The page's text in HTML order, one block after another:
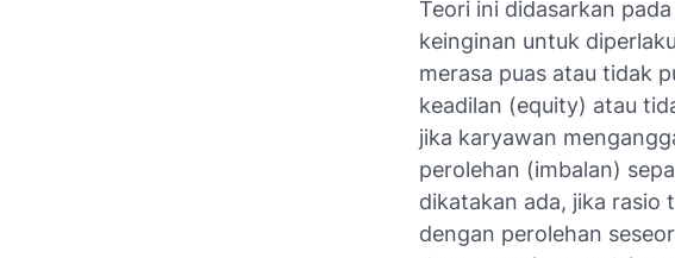
Teori ini didasarkan
keinginan untuk
merasa puas atau tidak
keadilan (equity) atau
jika karyawan
perolehan (imbalan)
dikatakan ada, jika rasio
dengan perolehan